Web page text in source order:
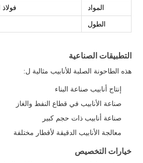
المواد
الطول
التطبيقات الصناعية
هذه الطاحونة الصلبة للأنابيب مثالية ل:
إنتاج أنابيب صناعة البناء
صناعة الأنابيب في قطاع النفط والغاز
صناعة أنابيب ذات حجم كبير
معالجة الأنابيب الدقيقة لأقطار مختلفة
خيارات التخصيص